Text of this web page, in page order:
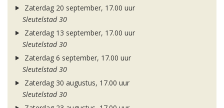
Zaterdag 20 september, 17.00 uur
Sleutelstad 30
Zaterdag 13 september, 17.00 uur
Sleutelstad 30
Zaterdag 6 september, 17.00 uur
Sleutelstad 30
Zaterdag 30 augustus, 17.00 uur
Sleutelstad 30